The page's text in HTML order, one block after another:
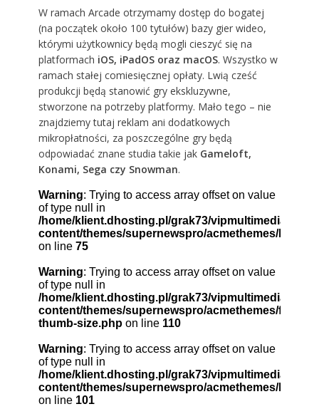
W ramach Arcade otrzymamy dostęp do bogatej
(na początek około 100 tytułów) bazy gier wideo,
którymi użytkownicy będą mogli cieszyć się na
platformach iOS, iPadOS oraz macOS. Wszystko w
ramach stałej comiesięcznej opłaty. Lwią cześć
produkcji będą stanowić gry ekskluzywne,
stworzone na potrzeby platformy. Mało tego – nie
znajdziemy tutaj reklam ani dodatkowych
mikropłatności, za poszczególne gry będą
odpowiadać znane studia takie jak Gameloft,
Konami, Sega czy Snowman.